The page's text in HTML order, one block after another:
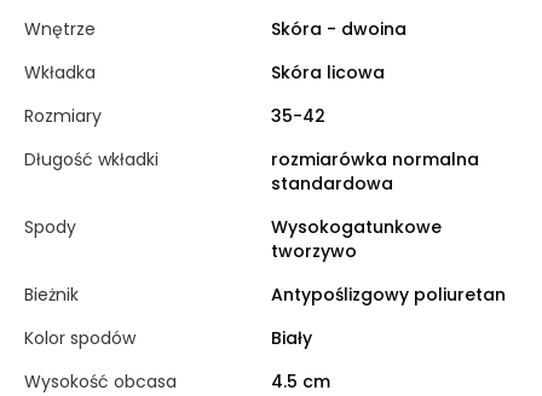
Wnętrze
Skóra - dwoina
Wkładka
Skóra licowa
Rozmiary
35-42
Długość wkładki
rozmiarówka normalna
standardowa
Spody
Wysokogatunkowe
tworzywo
Bieżnik
Antypoślizgowy poliuretan
Kolor spodów
Biały
Wysokość obcasa
4.5 cm